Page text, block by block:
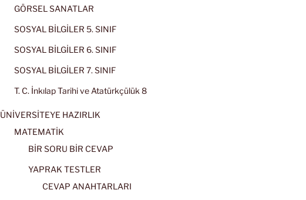
GÖRSEL SANATLAR
SOSYAL BİLGİLER 5. SINIF
SOSYAL BİLGİLER 6. SINIF
SOSYAL BİLGİLER 7. SINIF
T. C. İnkılap Tarihi ve Atatürkçülük 8
ÜNİVERSİTEYE HAZIRLIK
MATEMATİK
BİR SORU BİR CEVAP
YAPRAK TESTLER
CEVAP ANAHTARLARI